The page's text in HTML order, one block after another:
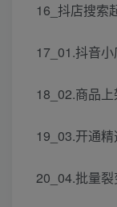
16_抖店搜索
17_01.抖音
18_02.商品
19_03.开通
20_04.批量